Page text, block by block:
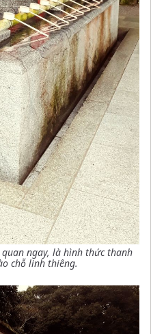
ngay, là hình thức thanh
chỗ linh thiêng.